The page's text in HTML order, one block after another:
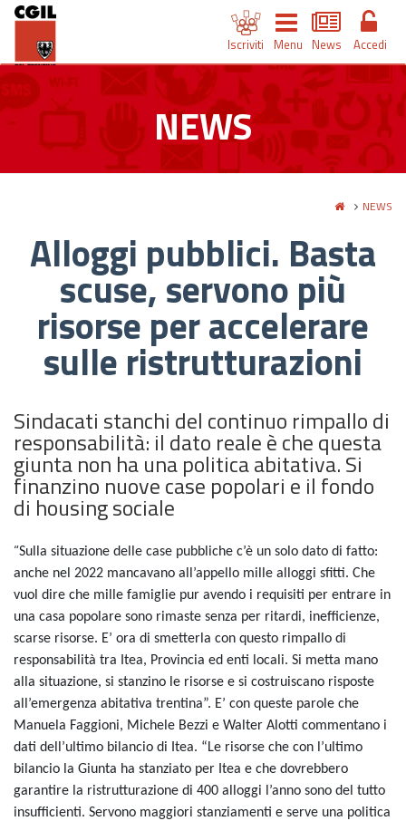
Iscriviti Menu News Accedi
NEWS
NEWS
Alloggi pubblici. Basta
scuse, servono più
risorse per accelerare
sulle ristrutturazioni
Sindacati stanchi del continuo rimpallo di
responsabilità: il dato reale è che questa
giunta non ha una politica abitativa. Si
finanzino nuove case popolari e il fondo
di housing sociale
“Sulla situazione delle case pubbliche c’è un solo dato di fatto:
anche nel 2022 mancavano all’appello mille alloggi sfitti. Che
vuol dire che mille famiglie pur avendo i requisiti per entrare in
una casa popolare sono rimaste senza per ritardi, inefficienze,
scarse risorse. E’ ora di smetterla con questo rimpallo di
responsabilità tra Itea, Provincia ed enti locali. Si metta mano
alla situazione, si stanzino le risorse e si costruiscano risposte
all’emergenza abitativa trentina”. E’ con queste parole che
Manuela Faggioni, Michele Bezzi e Walter Alotti commentano i
dati dell’ultimo bilancio di Itea. “Le risorse che con l’ultimo
bilancio la Giunta ha stanziato per Itea e che dovrebbero
garantire la ristrutturazione di 400 alloggi l’anno sono del tutto
insufficienti. Servono maggiori stanziamenti e serve una politica